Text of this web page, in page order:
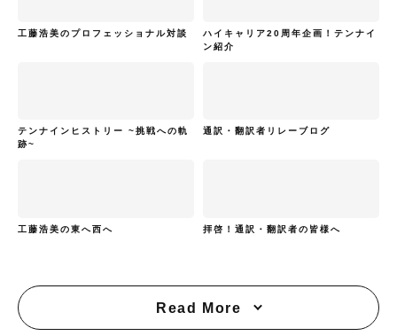
工藤浩美のプロフェッショナル対談
ハイキャリア20周年企画！テンナイ
ン紹介
テンナインヒストリー ~挑戦への軌
跡~
通訳・翻訳者リレーブログ
工藤浩美の東へ西へ 拝啓！通訳・翻訳者の皆様へ
Read More